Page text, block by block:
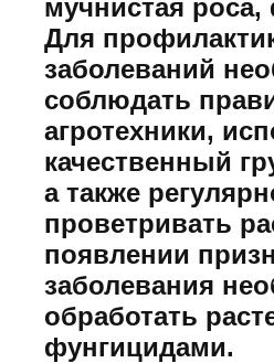
мучнистая роса,
Для
заболеваний
соблюдать
агротехники,
качественный
а также
проветривать
появлении
заболевания
обработать
фунгицидами.